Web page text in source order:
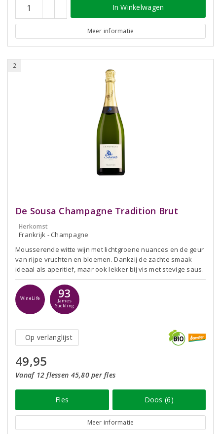
In Winkelwagen
Meer informatie
2
De Sousa Champagne Tradition Brut
Herkomst
Frankrijk - Champagne
Mousserende witte wijn met lichtgroene nuances en de geur
van rijpe vruchten en bloemen. Dankzij de zachte smaak
ideaal als aperitief, maar ook lekker bij vis met stevige saus.
WineLife 93
James
Suckling
Op verlanglijst
49,95
Vanaf 12 flessen 45,80 per fles
Fles Doos (6)
Meer informatie